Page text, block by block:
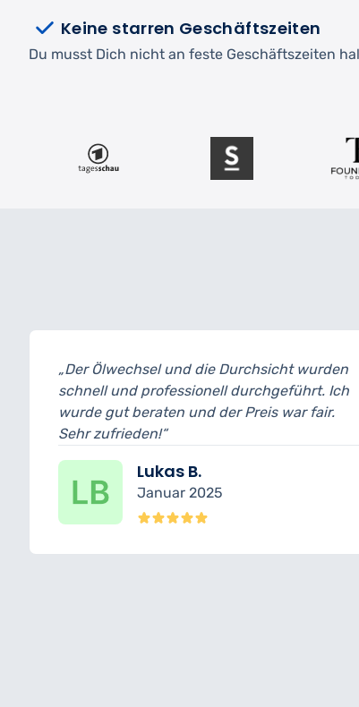
Keine starren Geschäftszeiten
Du musst Dich nicht an feste Geschäftszeiten
und die Durchsicht wurden
und professionell durchgeführt. Ich
beraten und der Preis war fair.
Lukas B.
Januar 2025